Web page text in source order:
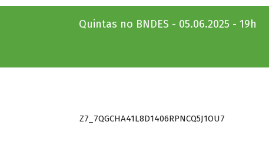
Quintas no BNDES - 05.06.2025 - 19h
Z7_7QGCHA41L8D1406RPNCQ5J1OU7